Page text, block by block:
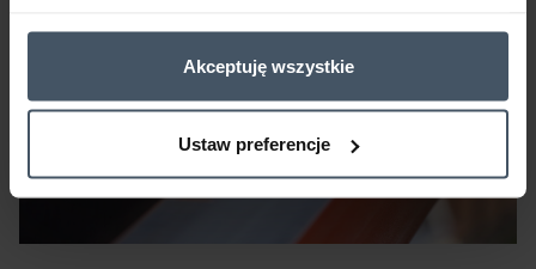
Akceptuję wszystkie
Ustaw preferencje